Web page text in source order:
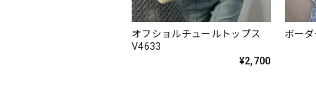
オフショルチュールトップス
V4633
¥2,700
ボー